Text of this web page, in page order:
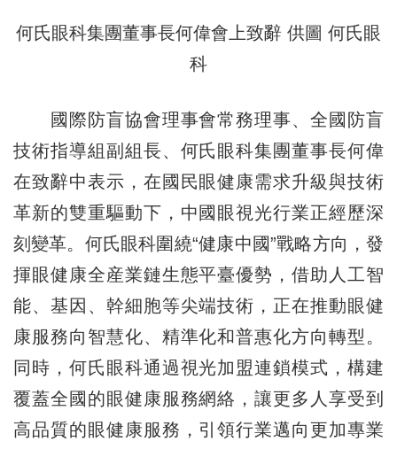
何氏眼科集團董事長何偉會上致辭 供圖 何氏眼
科
國際防盲協會理事會常務理事、全國防盲
技術指導組副組長、何氏眼科集團董事長何偉
在致辭中表示，在國民眼健康需求升級與技術
革新的雙重驅動下，中國眼視光行業正經歷深
刻變革。何氏眼科圍繞“健康中國”戰略方向，發
揮眼健康全産業鏈生態平臺優勢，借助人工智
能、基因、幹細胞等尖端技術，正在推動眼健
康服務向智慧化、精準化和普惠化方向轉型。
同時，何氏眼科通過視光加盟連鎖模式，構建
覆蓋全國的眼健康服務網絡，讓更多人享受到
高品質的眼健康服務，引領行業邁向更加專業